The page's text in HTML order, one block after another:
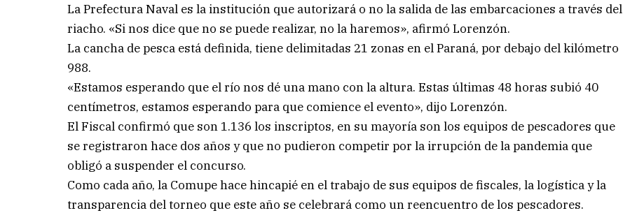
La Prefectura Naval es la institución que autorizará o no la salida de las embarcaciones a través del
riacho. «Si nos dice que no se puede realizar, no la haremos», afirmó Lorenzón.
La cancha de pesca está definida, tiene delimitadas 21 zonas en el Paraná, por debajo del kilómetro
988.
«Estamos esperando que el río nos dé una mano con la altura. Estas últimas 48 horas subió 40
centímetros, estamos esperando para que comience el evento», dijo Lorenzón.
El Fiscal confirmó que son 1.136 los inscriptos, en su mayoría son los equipos de pescadores que
se registraron hace dos años y que no pudieron competir por la irrupción de la pandemia que
obligó a suspender el concurso.
Como cada año, la Comupe hace hincapié en el trabajo de sus equipos de fiscales, la logística y la
transparencia del torneo que este año se celebrará como un reencuentro de los pescadores.